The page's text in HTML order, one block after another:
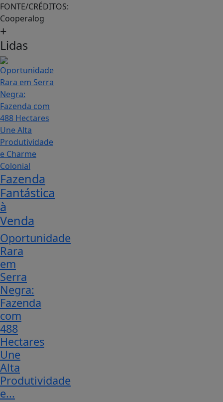
FONTE/CRÉDITOS:
Cooperalog
+
Lidas
Fazenda
Fantástica
à
Venda
Oportunidade
Rara
em
Serra
Negra:
Fazenda
com
488
Hectares
Une
Alta
Produtividade
e...